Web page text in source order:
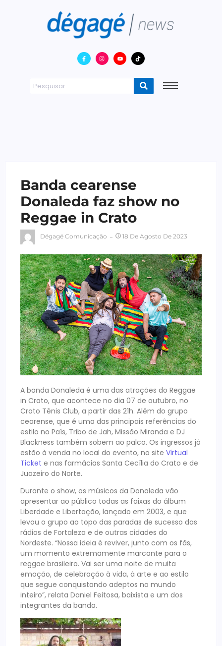
Banda cearense
Donaleda faz show no
Reggae in Crato
Dégagé Comunicação 18 De Agosto De 2023
A banda Donaleda é uma das atrações do Reggae
in Crato, que acontece no dia 07 de outubro, no
Crato Tênis Club, a partir das 21h. Além do grupo
cearense, que é uma das principais referências do
estilo no País, Tribo de Jah, Missão Miranda e DJ
Blackness também sobem ao palco. Os ingressos já
estão à venda no local do evento, no site Virtual
Ticket e nas farmácias Santa Cecília do Crato e de
Juazeiro do Norte.
Durante o show, os músicos da Donaleda vão
apresentar ao público todas as faixas do álbum
Liberdade e Libertação, lançado em 2003, e que
levou o grupo ao topo das paradas de sucesso das
rádios de Fortaleza e de outras cidades do
Nordeste. “Nossa ideia é reviver, junto com os fãs,
um momento extremamente marcante para o
reggae brasileiro. Vai ser uma noite de muita
emoção, de celebração à vida, à arte e ao estilo
que segue conquistando adeptos no mundo
inteiro”, relata Daniel Feitosa, baixista e um dos
integrantes da banda.